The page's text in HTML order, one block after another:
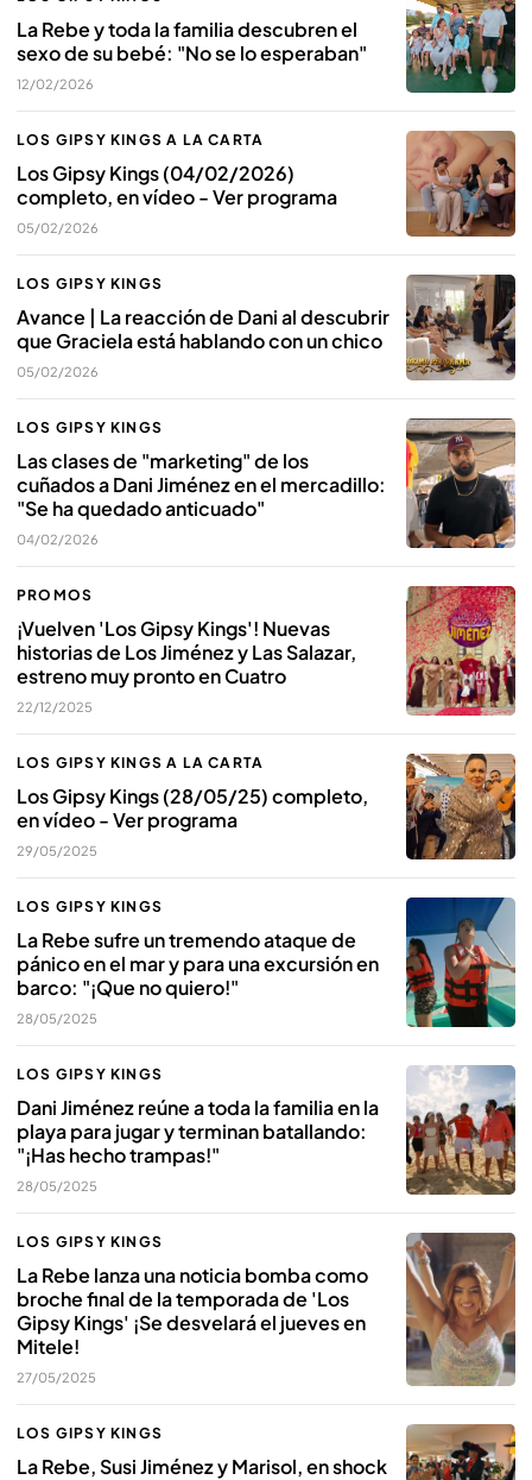
La Rebe y toda la familia descubren el
sexo de su bebé: "No se lo esperaban"
12/02/2026
LOS GIPSY KINGS A LA CARTA
Los Gipsy Kings (04/02/2026)
completo, en vídeo - Ver programa
05/02/2026
LOS GIPSY KINGS
Avance | La reacción de Dani al descubrir
que Graciela está hablando con un chico
05/02/2026
LOS GIPSY KINGS
Las clases de "marketing" de los
cuñados a Dani Jiménez en el mercadillo:
"Se ha quedado anticuado"
04/02/2026
PROMOS
¡Vuelven 'Los Gipsy Kings'! Nuevas
historias de Los Jiménez y Las Salazar,
estreno muy pronto en Cuatro
22/12/2025
LOS GIPSY KINGS A LA CARTA
Los Gipsy Kings (28/05/25) completo,
en vídeo - Ver programa
29/05/2025
LOS GIPSY KINGS
La Rebe sufre un tremendo ataque de
pánico en el mar y para una excursión en
barco: "¡Que no quiero!"
28/05/2025
LOS GIPSY KINGS
Dani Jiménez reúne a toda la familia en la
playa para jugar y terminan batallando:
"¡Has hecho trampas!"
28/05/2025
LOS GIPSY KINGS
La Rebe lanza una noticia bomba como
broche final de la temporada de 'Los
Gipsy Kings' ¡Se desvelará el jueves en
Mitele!
27/05/2025
LOS GIPSY KINGS
La Rebe, Susi Jiménez y Marisol, en shock